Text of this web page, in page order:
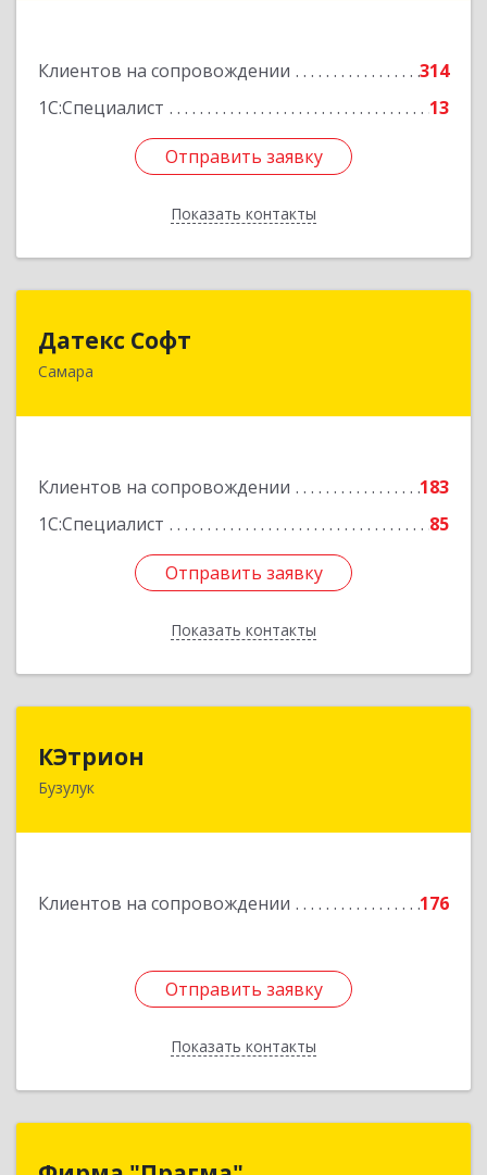
Клиентов на сопровождении
314
1С:Специалист
13
Отправить заявку
Показать контакты
Отправить заявку
Назад
Датекс Софт
Самара
Клиентов на сопровождении
183
1С:Специалист
85
Отправить заявку
Показать контакты
443070, Самарская обл, Самара г, Партизанская
Отправить заявку
Назад
КЭтрион
Бузулук
Клиентов на сопровождении 176
Отправить заявку
Показать контакты
461040, Оренбургская обл, Бузулук г, Пушкина
Отправить заявку
Назад